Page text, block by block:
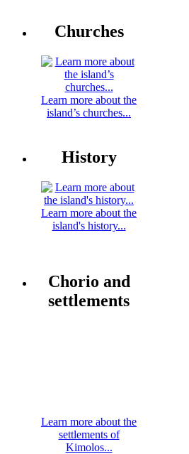
Churches
Learn more about the
island’s churches...
History
Learn more about the
island's history...
Chorio and
settlements
Learn more about the
settlements of
Kimolos...